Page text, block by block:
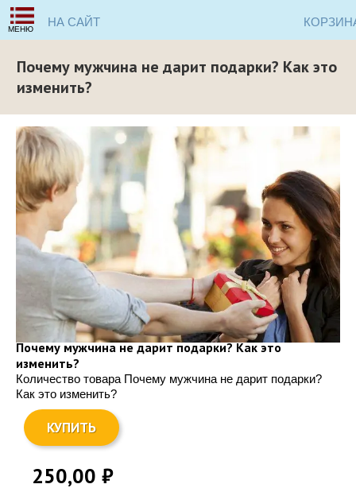
МЕНЮ
НА САЙТ
Почему мужчина не дарит подарки? Как это
изменить?
Почему мужчина не дарит подарки? Как это
изменить?
Количество товара Почему мужчина не дарит подарки?
Как это изменить?
КУПИТЬ
250,00 ₽